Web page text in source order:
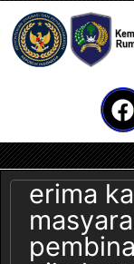
erima